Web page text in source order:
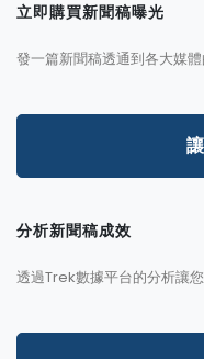
立即購買新聞稿曝光
發一篇新聞稿透通到各大媒
分析新聞稿成效
透過Trek數據平台的分析讓